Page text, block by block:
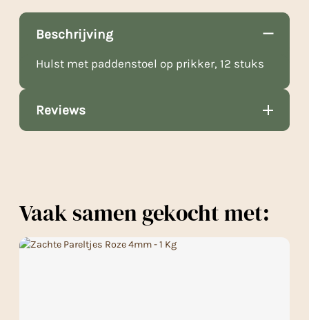
Beschrijving
Hulst met paddenstoel op prikker, 12 stuks
Reviews
Vaak samen gekocht met: